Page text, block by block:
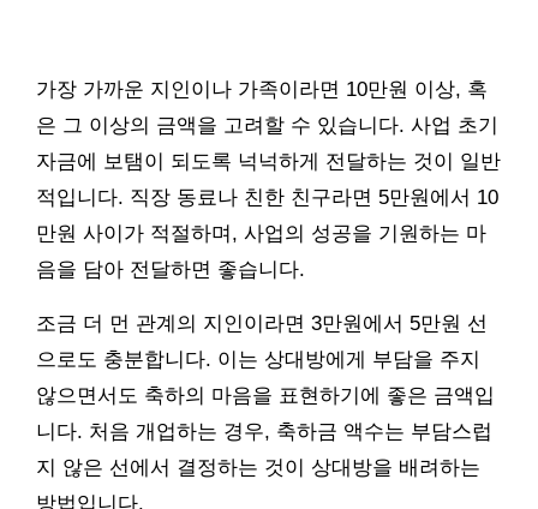
가장 가까운 지인이나 가족이라면 10만원 이상, 혹
은 그 이상의 금액을 고려할 수 있습니다. 사업 초기
자금에 보탬이 되도록 넉넉하게 전달하는 것이 일반
적입니다. 직장 동료나 친한 친구라면 5만원에서 10
만원 사이가 적절하며, 사업의 성공을 기원하는 마
음을 담아 전달하면 좋습니다.
조금 더 먼 관계의 지인이라면 3만원에서 5만원 선
으로도 충분합니다. 이는 상대방에게 부담을 주지
않으면서도 축하의 마음을 표현하기에 좋은 금액입
니다. 처음 개업하는 경우, 축하금 액수는 부담스럽
지 않은 선에서 결정하는 것이 상대방을 배려하는
방법입니다.